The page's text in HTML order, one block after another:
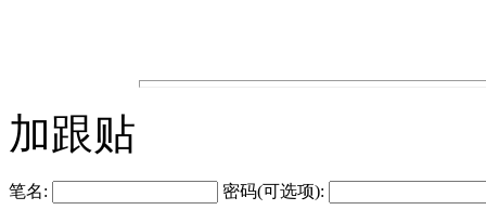
加跟贴
笔名: 密码(可选项):